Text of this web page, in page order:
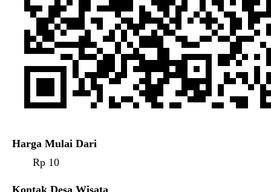
Harga Mulai Dari
Rp 10
Kontak Desa Wisata